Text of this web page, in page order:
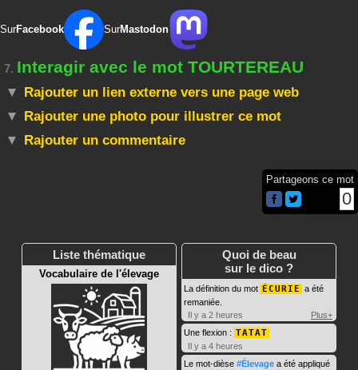
SurFacebook SurMastodon
7. Interagir avec le mot TOURTEREAU
Rajouter un lien externe vers une page web
Rajouter une photo pour illustrer ce mot
Rajouter un commentaire
Partageons ce mot
0
Liste thématique
Vocabulaire de l'élevage
Quoi de beau
sur le dico ?
La définition du mot ÉCURIE a été
remaniée.
Il y a 2 heures
Plus+
Une flexion : TATAT
Il y a 4 heures
Le mot-dièse #Élevage a été appliqué